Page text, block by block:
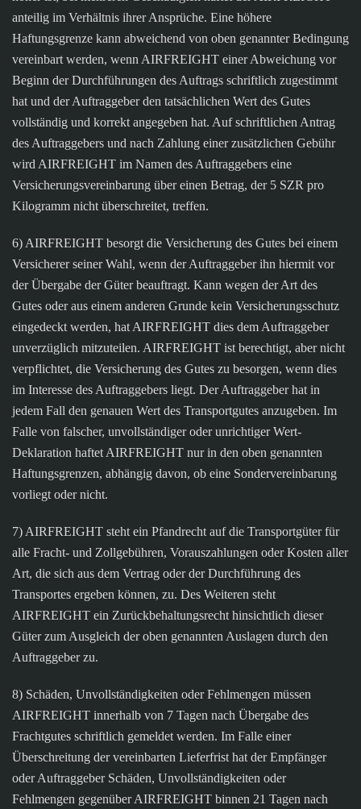
anteilig im Verhältnis ihrer Ansprüche. Eine höhere
Haftungsgrenze kann abweichend von oben genannter Bedingung
vereinbart werden, wenn AIRFREIGHT einer Abweichung vor
Beginn der Durchführungen des Auftrags schriftlich zugestimmt
hat und der Auftraggeber den tatsächlichen Wert des Gutes
vollständig und korrekt angegeben hat. Auf schriftlichen Antrag
des Auftraggebers und nach Zahlung einer zusätzlichen Gebühr
wird AIRFREIGHT im Namen des Auftraggebers eine
Versicherungsvereinbarung über einen Betrag, der 5 SZR pro
Kilogramm nicht überschreitet, treffen.
6) AIRFREIGHT besorgt die Versicherung des Gutes bei einem
Versicherer seiner Wahl, wenn der Auftraggeber ihn hiermit vor
der Übergabe der Güter beauftragt. Kann wegen der Art des
Gutes oder aus einem anderen Grunde kein Versicherungsschutz
eingedeckt werden, hat AIRFREIGHT dies dem Auftraggeber
unverzüglich mitzuteilen. AIRFREIGHT ist berechtigt, aber nicht
verpflichtet, die Versicherung des Gutes zu besorgen, wenn dies
im Interesse des Auftraggebers liegt. Der Auftraggeber hat in
jedem Fall den genauen Wert des Transportgutes anzugeben. Im
Falle von falscher, unvollständiger oder unrichtiger Wert-
Deklaration haftet AIRFREIGHT nur in den oben genannten
Haftungsgrenzen, abhängig davon, ob eine Sondervereinbarung
vorliegt oder nicht.
7) AIRFREIGHT steht ein Pfandrecht auf die Transportgüter für
alle Fracht- und Zollgebühren, Vorauszahlungen oder Kosten aller
Art, die sich aus dem Vertrag oder der Durchführung des
Transportes ergeben können, zu. Des Weiteren steht
AIRFREIGHT ein Zurückbehaltungsrecht hinsichtlich dieser
Güter zum Ausgleich der oben genannten Auslagen durch den
Auftraggeber zu.
8) Schäden, Unvollständigkeiten oder Fehlmengen müssen
AIRFREIGHT innerhalb von 7 Tagen nach Übergabe des
Frachtgutes schriftlich gemeldet werden. Im Falle einer
Überschreitung der vereinbarten Lieferfrist hat der Empfänger
oder Auftraggeber Schäden, Unvollständigkeiten oder
Fehlmengen gegenüber AIRFREIGHT binnen 21 Tagen nach